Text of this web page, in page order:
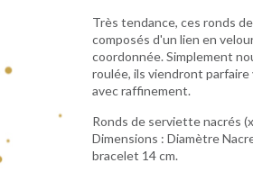
Très tendance, ces ronds
composés d'un lien en
coordonnée. Simplement
roulée, ils viendront
avec raffinement.
Ronds de serviette nacrés
Dimensions : Diamètre
bracelet 14 cm.